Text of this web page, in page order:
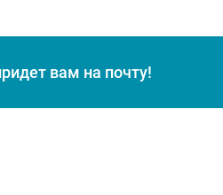
вам на почту!